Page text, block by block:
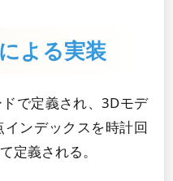
よる実装
で定義され、3Dモデ
ンデックスを時計回
定義される。